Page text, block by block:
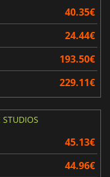
40.35€
24.44€
193.50€
229.11€
45.13€
44.96€